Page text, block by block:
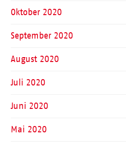
Oktober 2020
September 2020
August 2020
Juli 2020
Juni 2020
Mai 2020